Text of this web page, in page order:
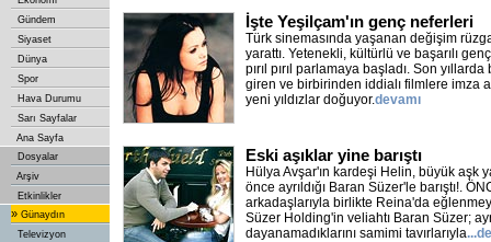
Gündem
Siyaset
Dünya
Spor
Hava Durumu
Sarı Sayfalar
Ana Sayfa
Dosyalar
Arşiv
Etkinlikler
» Günaydın
Televizyon
İşte Yeşilçam'ın genç neferleri
Türk sinemasında yaşanan değişim
yarattı. Yetenekli, kültürlü ve başarılı
pırıl pırıl parlamaya başladı. Son
giren ve birbirinden iddialı filmlere imza
yeni yıldızlar doğuyor.devamı
Eski aşıklar yine barıştı
Hülya Avşar'ın kardeşi Helin, büyük aşk
önce ayrıldığı Baran Süzer'le barıştı!.
arkadaşlarıyla birlikte Reina'da
Süzer Holding'in veliahtı Baran Süzer;
dayanamadıklarını samimi tavırlarıyla